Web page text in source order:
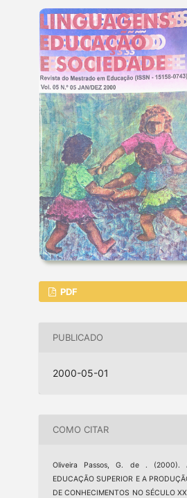
PDF
PUBLICADO
2000-05-01
COMO CITAR
Oliveira Passos, G. de . (2000).
EDUCAÇÃO SUPERIOR E A
DE CONHECIMENTOS NO SÉCULO